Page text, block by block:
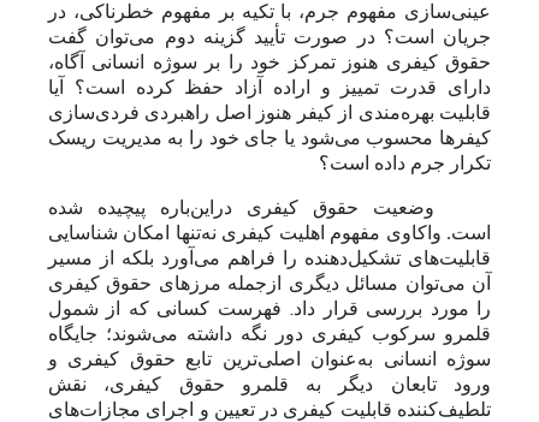
عینی‌سازی مفهوم جرم، با تکیه بر مفهوم خطرناکی، در
جریان است؟ در صورت تأیید گزینه دوم می‌توان گفت
حقوق کیفری هنوز تمرکز خود را بر سوژه انسانی آگاه،
دارای قدرت تمییز و اراده آزاد حفظ کرده است؟ آیا
قابلیت بهره‌مندی از کیفر هنوز اصل راهبردی فردی‌سازی
کیفرها محسوب می‌شود یا جای خود را به مدیریت ریسک
تکرار جرم داده است؟
وضعیت حقوق کیفری در‌این‌باره پیچیده شده
است. واکاوی مفهوم اهلیت کیفری نه‌تنها امکان شناسایی
قابلیت‌های تشکیل‌دهنده را فراهم می‌آورد بلکه از مسیر
آن می‌توان مسائل دیگری از‌جمله مرزهای حقوق کیفری
را مورد بررسی قرار داد. فهرست کسانی که از شمول
قلمرو سرکوب کیفری دور نگه داشته می‌شوند؛ جایگاه
سوژه انسانی به‌عنوان اصلی‌ترین تابع حقوق کیفری و
ورود تابعان دیگر به قلمرو حقوق کیفری، نقش
تلطیف‌کننده قابلیت کیفری در تعیین و اجرای مجازات‌های